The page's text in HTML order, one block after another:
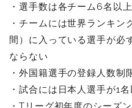
・選手数は各チーム6名以上
・チームには世界ランキン
間）に入っている選手が必
ならない
・外国籍選手の登録人数制
・試合には日本人選手が1